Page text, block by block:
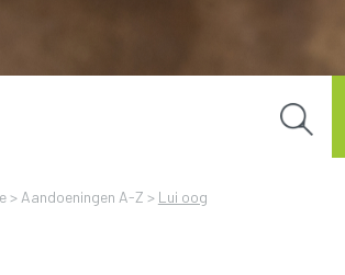
> Aandoeningen A-Z > Lui oog